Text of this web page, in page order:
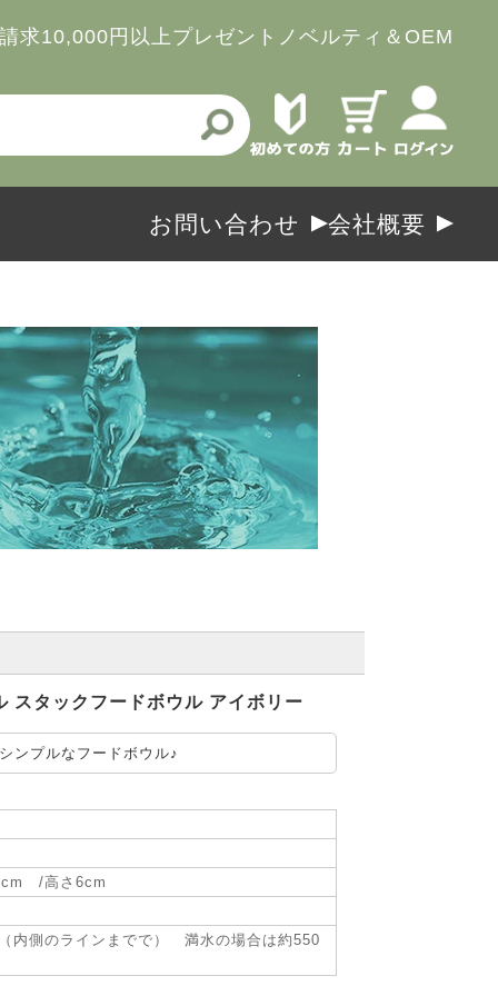
求10,000円以上プレゼント ノベルティ＆OEM
お問い合わせ 会社概要
スタックフードボウル アイボリー
ンプルなフードボウル♪
/高さ6cm
内側のラインまでで） 満水の場合は約550